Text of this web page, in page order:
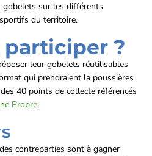
sur les différents
du territoire.
?
leur gobelets réutilisables
qui prendraient la poussières
40 points de collecte référencés
Propre.
contreparties sont à gagner